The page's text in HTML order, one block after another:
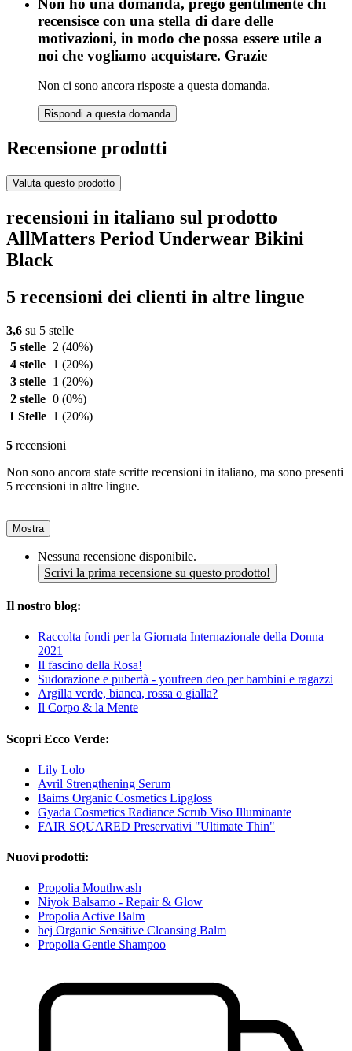
recensisce con una stella di dare delle
motivazioni, in modo che possa essere utile a
noi che vogliamo acquistare. Grazie
Non ci sono ancora risposte a questa domanda.
Rispondi a questa domanda
Recensione prodotti
Valuta questo prodotto
recensioni in italiano sul prodotto
AllMatters Period Underwear Bikini
Black
5 recensioni dei clienti in altre lingue
3,6 su 5 stelle
5 stelle
2 (40%)
4 stelle
1 (20%)
3 stelle
1 (20%)
2 stelle 0 (0%)
1 Stelle 1 (20%)
5 recensioni
Non sono ancora state scritte recensioni in italiano, ma sono presenti
5 recensioni in altre lingue.
Mostra
Nessuna recensione disponibile.
Scrivi la prima recensione su questo prodotto!
Il nostro blog:
Raccolta fondi per la Giornata Internazionale della Donna
2021
Il fascino della Rosa!
Sudorazione e pubertà - youfreen deo per bambini e ragazzi
Argilla verde, bianca, rossa o gialla?
Il Corpo & la Mente
Scopri Ecco Verde:
Lily Lolo
Avril Strengthening Serum
Baims Organic Cosmetics Lipgloss
Gyada Cosmetics Radiance Scrub Viso Illuminante
FAIR SQUARED Preservativi "Ultimate Thin"
Nuovi prodotti:
Propolia Mouthwash
Niyok Balsamo - Repair & Glow
Propolia Active Balm
hej Organic Sensitive Cleansing Balm
Propolia Gentle Shampoo